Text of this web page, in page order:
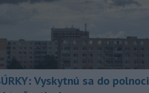
Vyskytnú sa do polnoci